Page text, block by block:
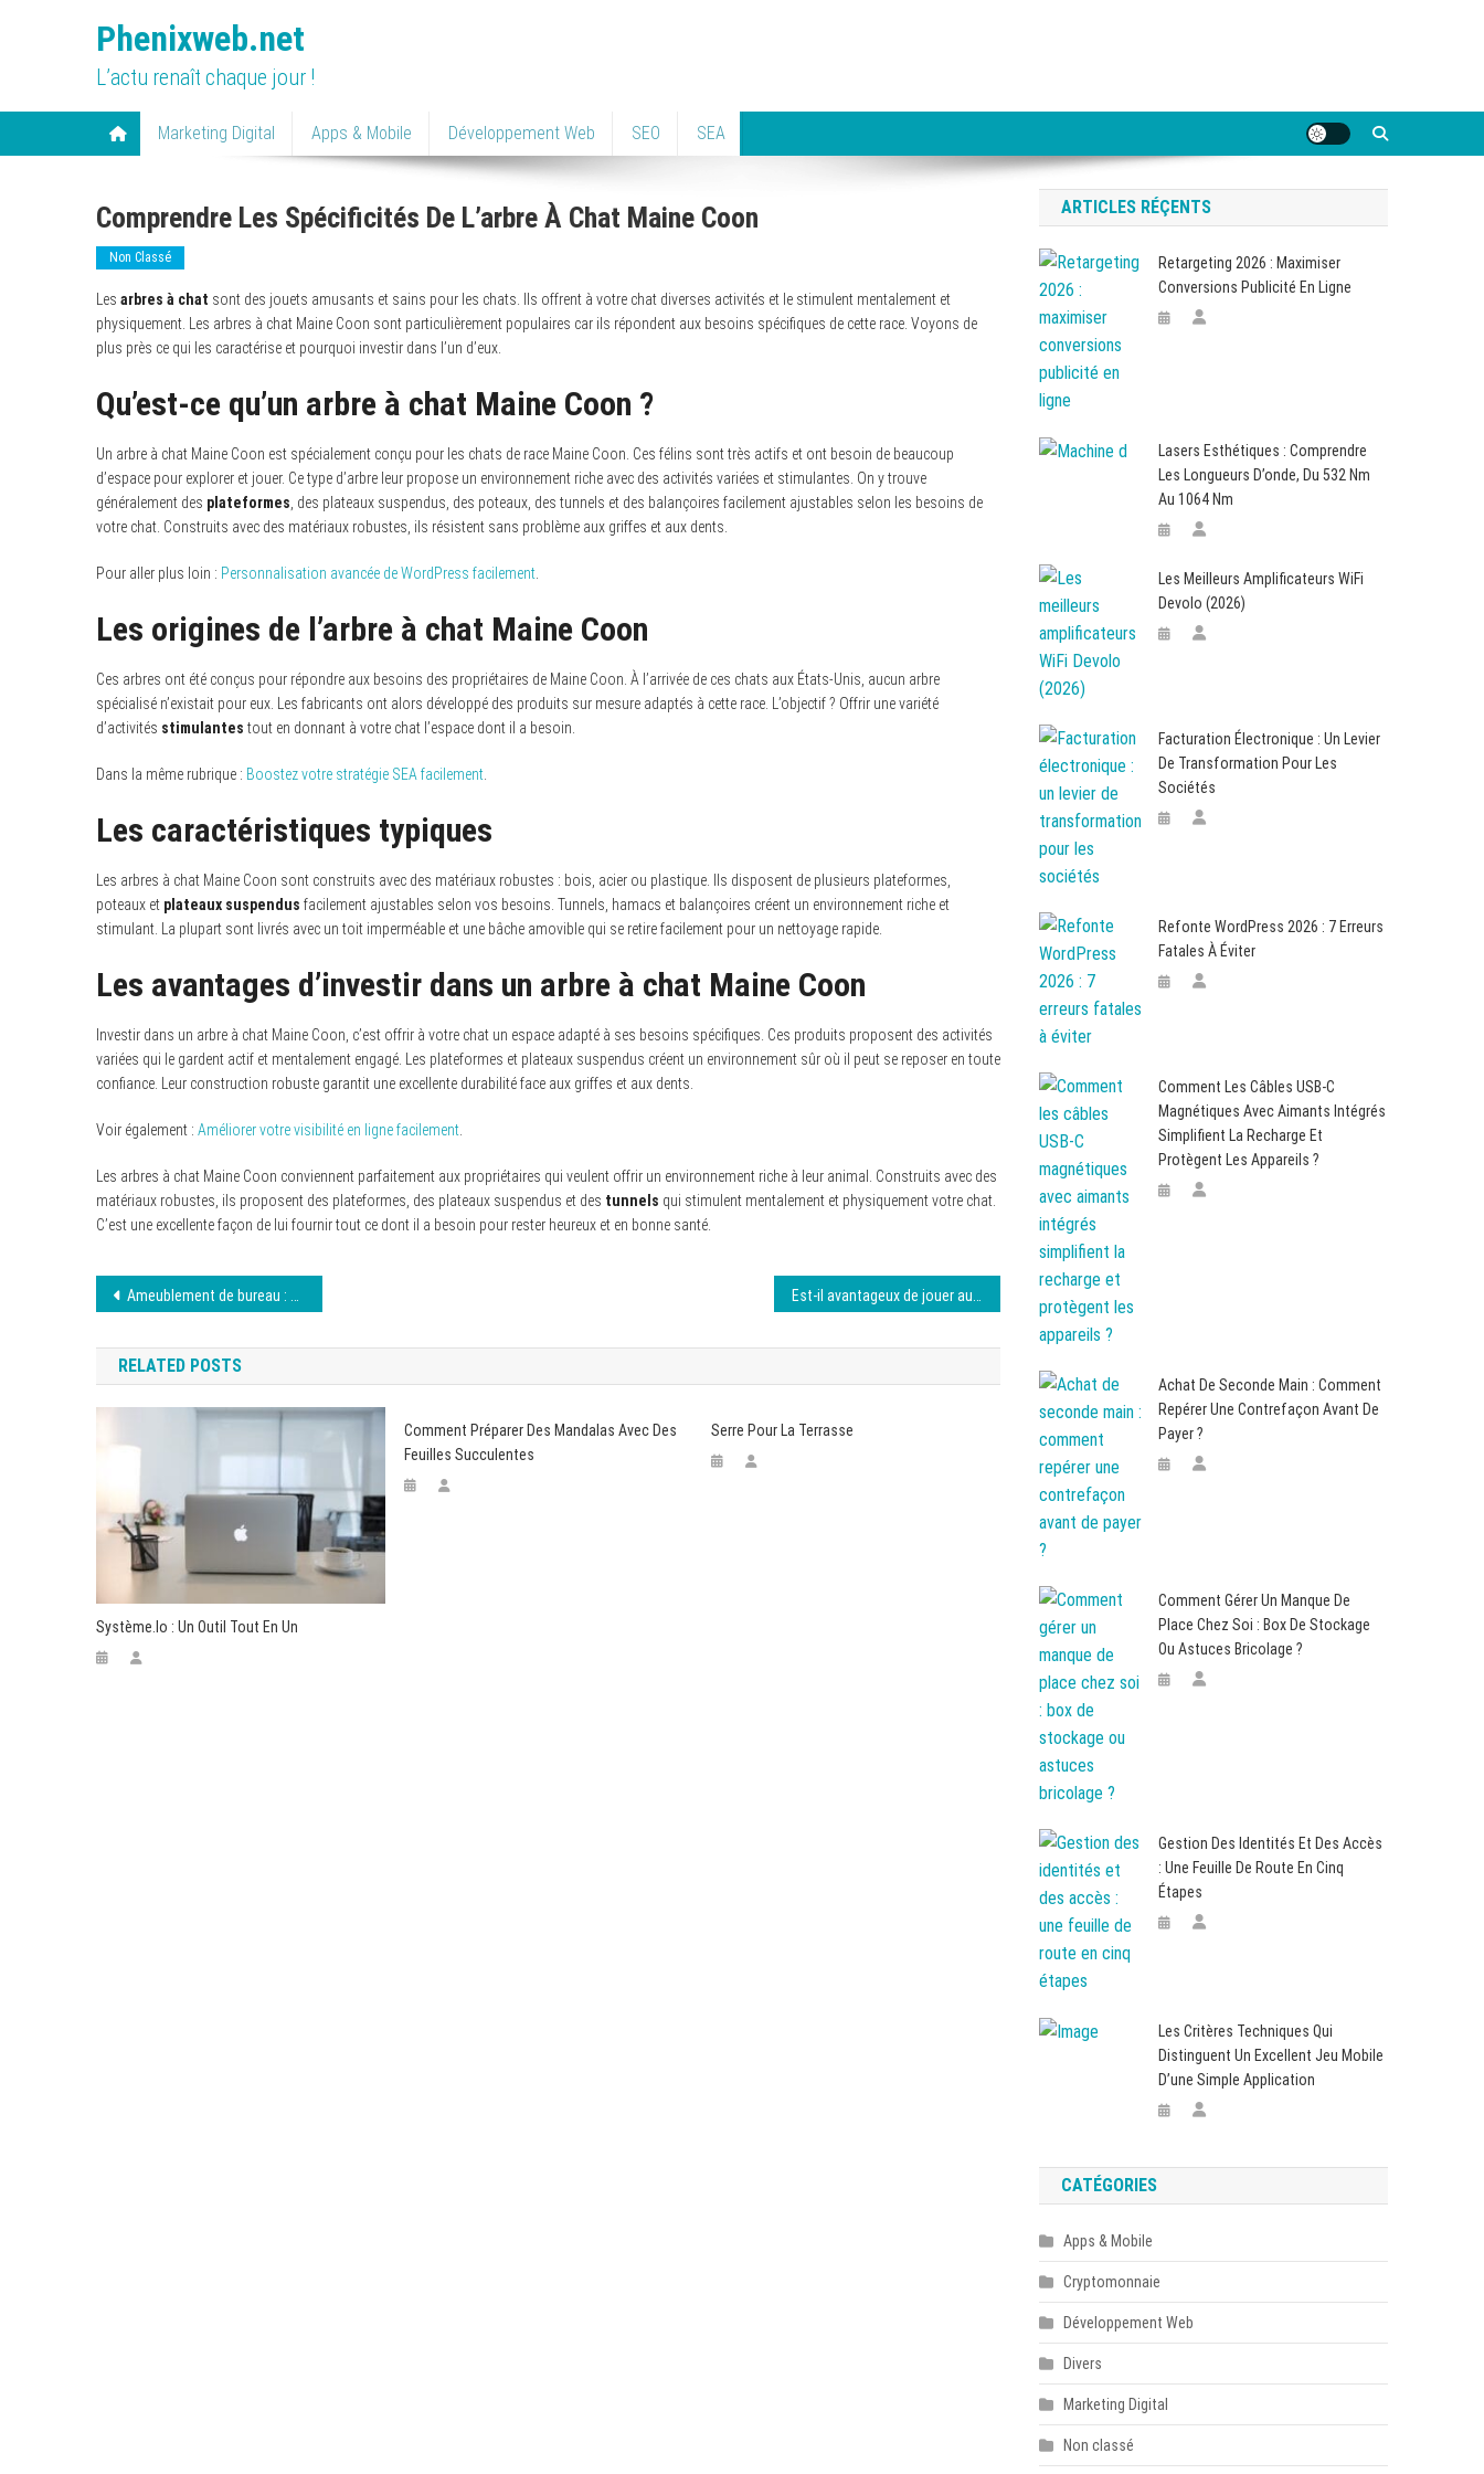
Phenixweb.net
L’actu renaît chaque jour !
Marketing Digital Apps & Mobile Développement Web SEO SEA
Comprendre Les Spécificités De L’arbre À Chat Maine Coon
Non Classé
Les arbres à chat sont des jouets amusants et sains pour les chats. Ils offrent à votre chat diverses activités et le stimulent mentalement et
physiquement. Les arbres à chat Maine Coon sont particulièrement populaires car ils répondent aux besoins spécifiques de cette race. Voyons de
plus près ce qui les caractérise et pourquoi investir dans l’un d’eux.
Qu’est-ce qu’un arbre à chat Maine Coon ?
Un arbre à chat Maine Coon est spécialement conçu pour les chats de race Maine Coon. Ces félins sont très actifs et ont besoin de beaucoup
d’espace pour explorer et jouer. Ce type d’arbre leur propose un environnement riche avec des activités variées et stimulantes. On y trouve
généralement des plateformes , des plateaux suspendus, des poteaux, des tunnels et des balançoires facilement ajustables selon les besoins de
votre chat. Construits avec des matériaux robustes, ils résistent sans problème aux griffes et aux dents.
Pour aller plus loin : Personnalisation avancée de WordPress facilement
Les origines de l’arbre à chat Maine Coon
Ces arbres ont été conçus pour répondre aux besoins des propriétaires de Maine Coon. À l’arrivée de ces chats aux États-Unis, aucun arbre
spécialisé n’existait pour eux. Les fabricants ont alors développé des produits sur mesure adaptés à cette race. L’objectif ? Offrir une variété
d’activités stimulantes tout en donnant à votre chat l’espace dont il a besoin.
Dans la même rubrique : Boostez votre stratégie SEA facilement
Les caractéristiques typiques
Les arbres à chat Maine Coon sont construits avec des matériaux robustes : bois, acier ou plastique. Ils disposent de plusieurs plateformes,
poteaux et plateaux suspendus facilement ajustables selon vos besoins. Tunnels, hamacs et balançoires créent un environnement riche et
stimulant. La plupart sont livrés avec un toit imperméable et une bâche amovible qui se retire facilement pour un nettoyage rapide.
Les avantages d’investir dans un arbre à chat Maine Coon
Investir dans un arbre à chat Maine Coon, c’est offrir à votre chat un espace adapté à ses besoins spécifiques. Ces produits proposent des activités
variées qui le gardent actif et mentalement engagé. Les plateformes et plateaux suspendus créent un environnement sûr où il peut se reposer en toute
confiance. Leur construction robuste garantit une excellente durabilité face aux griffes et aux dents.
Voir également : Améliorer votre visibilité en ligne facilement
Les arbres à chat Maine Coon conviennent parfaitement aux propriétaires qui veulent offrir un environnement riche à leur animal. Construits avec des
matériaux robustes, ils proposent des plateformes, des plateaux suspendus et des tunnels qui stimulent mentalement et physiquement votre chat.
C’est une excellente façon de lui fournir tout ce dont il a besoin pour rester heureux et en bonne santé.
Navigation
de
l’article
Ameublement de bureau : comment le choisir pour un meilleur confort ?
RELATED POSTS
Système.io : Un Outil Tout En Un
Comment Préparer Des Mandalas Avec Des
Feuilles Succulentes
Serre Pour La Terrasse
ARTICLES RÉÇENTS
Retargeting 2026 : Maximiser
Conversions Publicité En Ligne
Lasers Esthétiques : Comprendre
Les Longueurs D’onde, Du 532 Nm
Au 1064 Nm
Les Meilleurs Amplificateurs WiFi
Devolo (2026)
Facturation Électronique : Un Levier
De Transformation Pour Les
Sociétés
Refonte WordPress 2026 : 7 Erreurs
Fatales À Éviter
Comment Les Câbles USB-C
Magnétiques Avec Aimants Intégrés
Simplifient La Recharge Et
Protègent Les Appareils ?
Achat De Seconde Main : Comment
Repérer Une Contrefaçon Avant De
Payer ?
Comment Gérer Un Manque De
Place Chez Soi : Box De Stockage
Ou Astuces Bricolage ?
Gestion Des Identités Et Des Accès
: Une Feuille De Route En Cinq
Étapes
Les Critères Techniques Qui
Distinguent Un Excellent Jeu Mobile
D’une Simple Application
CATÉGORIES
Apps & Mobile
Cryptomonnaie
Développement Web
Divers
Marketing Digital
Non classé